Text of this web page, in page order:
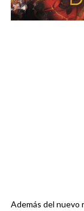
Además del nuevo